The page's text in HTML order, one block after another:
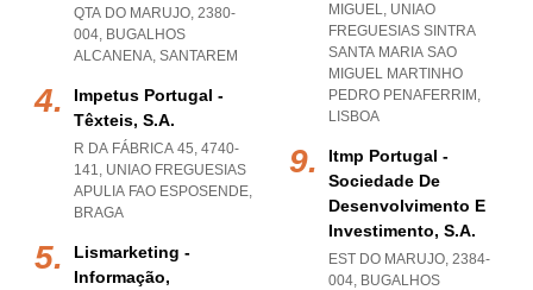
QTA DO MARUJO, 2380-
004, BUGALHOS
ALCANENA, SANTAREM
Impetus Portugal -
Têxteis, S.a.
R DA FÁBRICA 45, 4740-
141, UNIAO FREGUESIAS
APULIA FAO ESPOSENDE,
BRAGA
Lismarketing -
Informação,
MIGUEL, UNIAO
FREGUESIAS SINTRA
SANTA MARIA SAO
MIGUEL MARTINHO
PEDRO PENAFERRIM ,
LISBOA
Itmp Portugal -
Sociedade De
Desenvolvimento E
Investimento, S.a.
EST DO MARUJO, 2384-
004, BUGALHOS